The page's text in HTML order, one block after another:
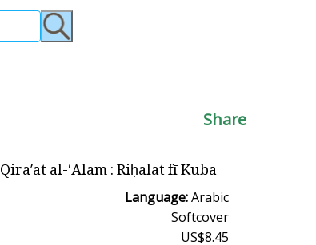
Share
Qiraʼat al-ʻAlam : Riḥalat fī Kuba ... قراءة العالم : رحلات في كوبا
Language:Arabic
Softcover
US$8.45